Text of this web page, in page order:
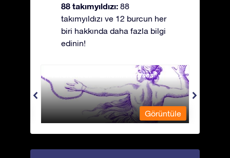
88 takımyıldızı: 88
takımyıldızı ve 12 burcun her
biri hakkında daha fazla bilgi
edinin!
Andromeda - Zincirli Prenses
Görüntüle